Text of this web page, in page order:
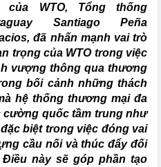
của WTO, Tổng thống
Santiago Peña
đã nhấn mạnh vai trò
trọng của WTO trong việc
vượng thông qua thương
bối cảnh những thách
hệ thống thương mại đa
cường quốc tầm trung như
biệt trong việc đóng vai
cầu nối và thúc đẩy đối
này sẽ góp phần tạo